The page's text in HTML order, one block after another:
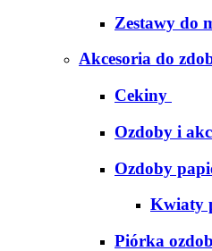
Zestawy do
Akcesoria do
Cekiny
Ozdoby i
Ozdoby
Kwiaty
Piórka